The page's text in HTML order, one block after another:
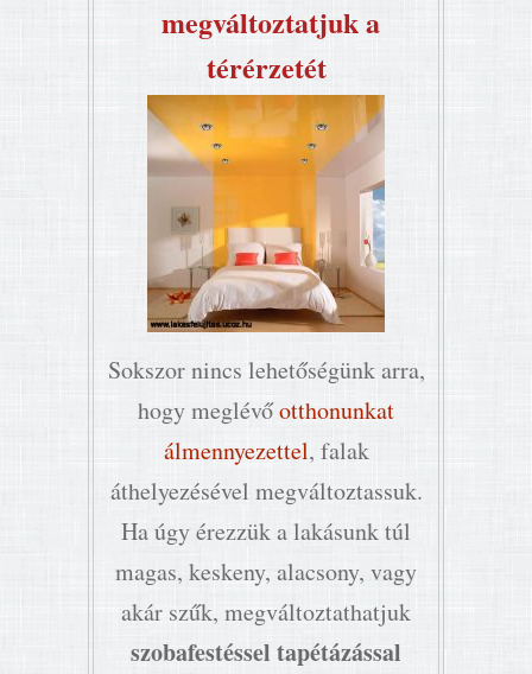
megváltoztatjuk a
térérzetét
Sokszor nincs lehetőségünk arra,
hogy meglévőotthonunkat
álmennyezettel, falak
áthelyezésével megváltoztassuk.
Ha úgy érezzük a lakásunk túl
magas, keskeny, alacsony, vagy
akár szűk, megváltoztathatjuk
szobafestéssel tapétázással